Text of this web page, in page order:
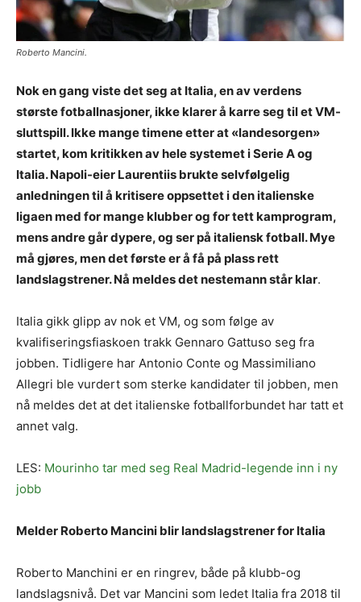
Roberto Mancini.
Nok en gang viste det seg at Italia, en av verdens
største fotballnasjoner, ikke klarer å karre seg til et VM-
sluttspill. Ikke mange timene etter at «landesorgen»
startet, kom kritikken av hele systemet i Serie A og
Italia. Napoli-eier Laurentiis brukte selvfølgelig
anledningen til å kritisere oppsettet i den italienske
ligaen med for mange klubber og for tett kamprogram,
mens andre går dypere, og ser på italiensk fotball. Mye
må gjøres, men det første er å få på plass rett
landslagstrener. Nå meldes det nestemann står klar.
Italia gikk glipp av nok et VM, og som følge av
kvalifiseringsfiaskoen trakk Gennaro Gattuso seg fra
jobben. Tidligere har Antonio Conte og Massimiliano
Allegri ble vurdert som sterke kandidater til jobben, men
nå meldes det at det italienske fotballforbundet har tatt et
annet valg.
LES: Mourinho tar med seg Real Madrid-legende inn i ny
jobb
Melder Roberto Mancini blir landslagstrener for Italia
Roberto Manchini er en ringrev, både på klubb-og
landslagsnivå. Det var Mancini som ledet Italia fra 2018 til